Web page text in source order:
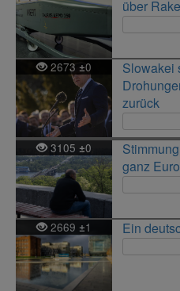
über
2673±0
Slowakei
zurück
3105 ±0
ganz
2669 ±1 Ein